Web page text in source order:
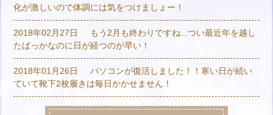
化が激しいので体調には気をつけましょー！
2018年02月27日
もう2月も終わりですね...つい最近年を越し
たばっかなのに日が経つのが早い！
2018年01月26日
パソコンが復活しました！！寒い日が続い
ていて靴下2枚履きは毎日かかせません！